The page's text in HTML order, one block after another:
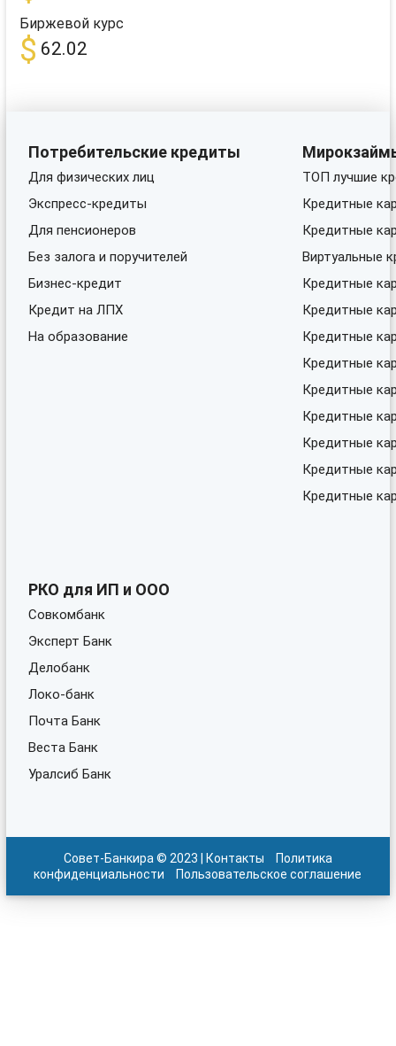
Биржевой курс
$ 62.02
Потребительские кредиты
Для физических лиц
Экспресс-кредиты
Для пенсионеров
Без залога и поручителей
Бизнес-кредит
Кредит на ЛПХ
На образование
ТОП лучшие
Кредитные
Кредитные
Виртуальные
Кредитные
Кредитные
Кредитные
Кредитные
Кредитные
Кредитные
Кредитные
Кредитные
Кредитные
РКО для ИП и ООО
Совкомбанк
Эксперт Банк
Делобанк
Локо-банк
Почта Банк
Веста Банк
Уралсиб Банк
Совет-Банкира © 2023 | Контакты
Политика
конфиденциальности
Пользовательское соглашение